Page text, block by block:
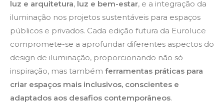
luz e arquitetura, luz e bem-estar, e a integração da
iluminação nos projetos sustentáveis para espaços
públicos e privados. Cada edição futura da Euroluce
compromete-se a aprofundar diferentes aspectos do
design de iluminação, proporcionando não só
inspiração, mas também ferramentas práticas para
criar espaços mais inclusivos, conscientes e
adaptados aos desafios contemporâneos.